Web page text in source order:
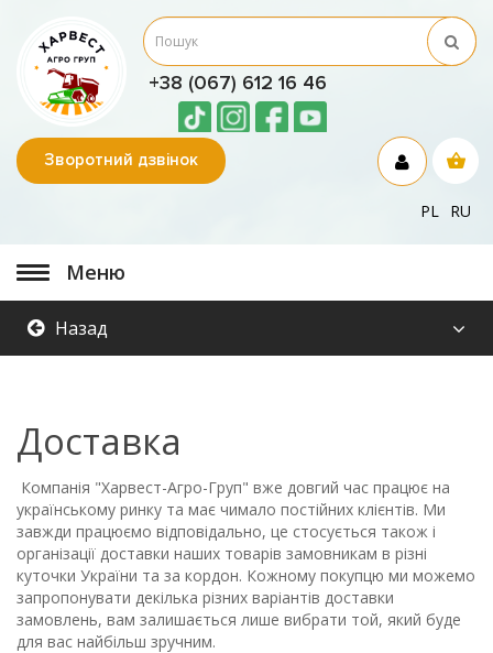
+38 (067) 612 16 46
Зворотний дзвінок
PL RU
Меню
Назад
Доставка
Компанія "Харвест-Агро-Груп" вже довгий час працює на
українському ринку та має чимало постійних клієнтів. Ми
завжди працюємо відповідально, це стосується також і
організації доставки наших товарів замовникам в різні
куточки України та за кордон. Кожному покупцю ми можемо
запропонувати декілька різних варіантів доставки
замовлень, вам залишається лише вибрати той, який буде
для вас найбільш зручним.